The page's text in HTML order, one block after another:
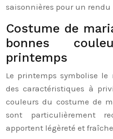
saisonnières pour un
Costume de
bonnes
printemps
Le printemps symbolise
des caractéristiques à
couleurs du costume de
sont particulièrement
apportent légèreté et